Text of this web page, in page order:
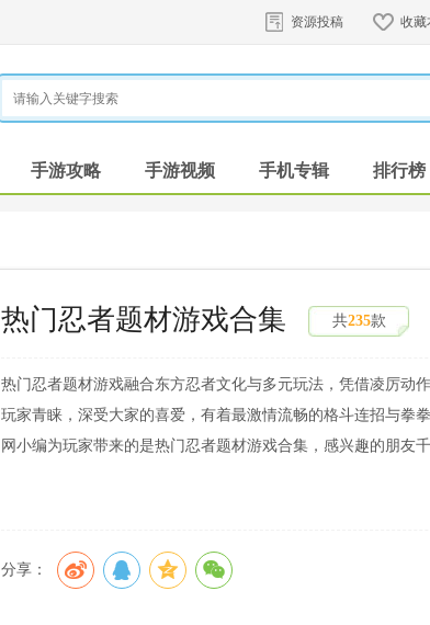
资源投稿 收藏
手游攻略 手游视频 手机专辑 排行榜
热门忍者题材游戏合集 共235款
热门忍者题材游戏融合东方忍者文化与多元玩法，凭借凌厉动
玩家青睐，深受大家的喜爱，有着最激情流畅的格斗连招与拳
网小编为玩家带来的是热门忍者题材游戏合集，感兴趣的朋友
分享：